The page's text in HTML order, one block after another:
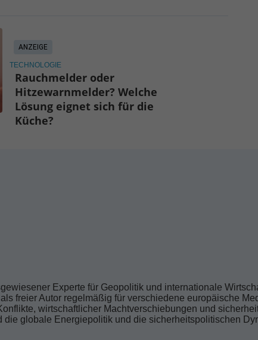
ANZEIGE
TECHNOLOGIE
Rauchmelder oder
Hitzewarnmelder? Welche
Lösung eignet sich für die
Küche?
Experte für Geopolitik und internationale
freier Autor regelmäßig für verschiedene europäische
wirtschaftlicher Machtverschiebungen und
die globale Energiepolitik und die sicherheitspolitischen